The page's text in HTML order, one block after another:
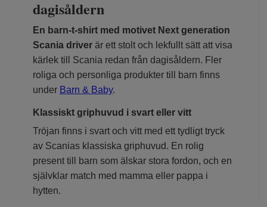
dagisåldern
En barn-t-shirt med motivet Next generation
Scania driver är ett stolt och lekfullt sätt att visa
kärlek till Scania redan från dagisåldern. Fler
roliga och personliga produkter till barn finns
under Barn & Baby.
Klassiskt griphuvud i svart eller vitt
Tröjan finns i svart och vitt med ett tydligt tryck
av Scanias klassiska griphuvud. En rolig
present till barn som älskar stora fordon, och en
självklar match med mamma eller pappa i
hytten.